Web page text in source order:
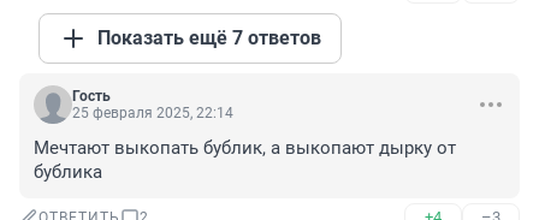
Показать ещё 7 ответов
Гость
25 февраля 2025, 22:14
Мечтают выкопать бублик, а выкопают дырку от
бублика